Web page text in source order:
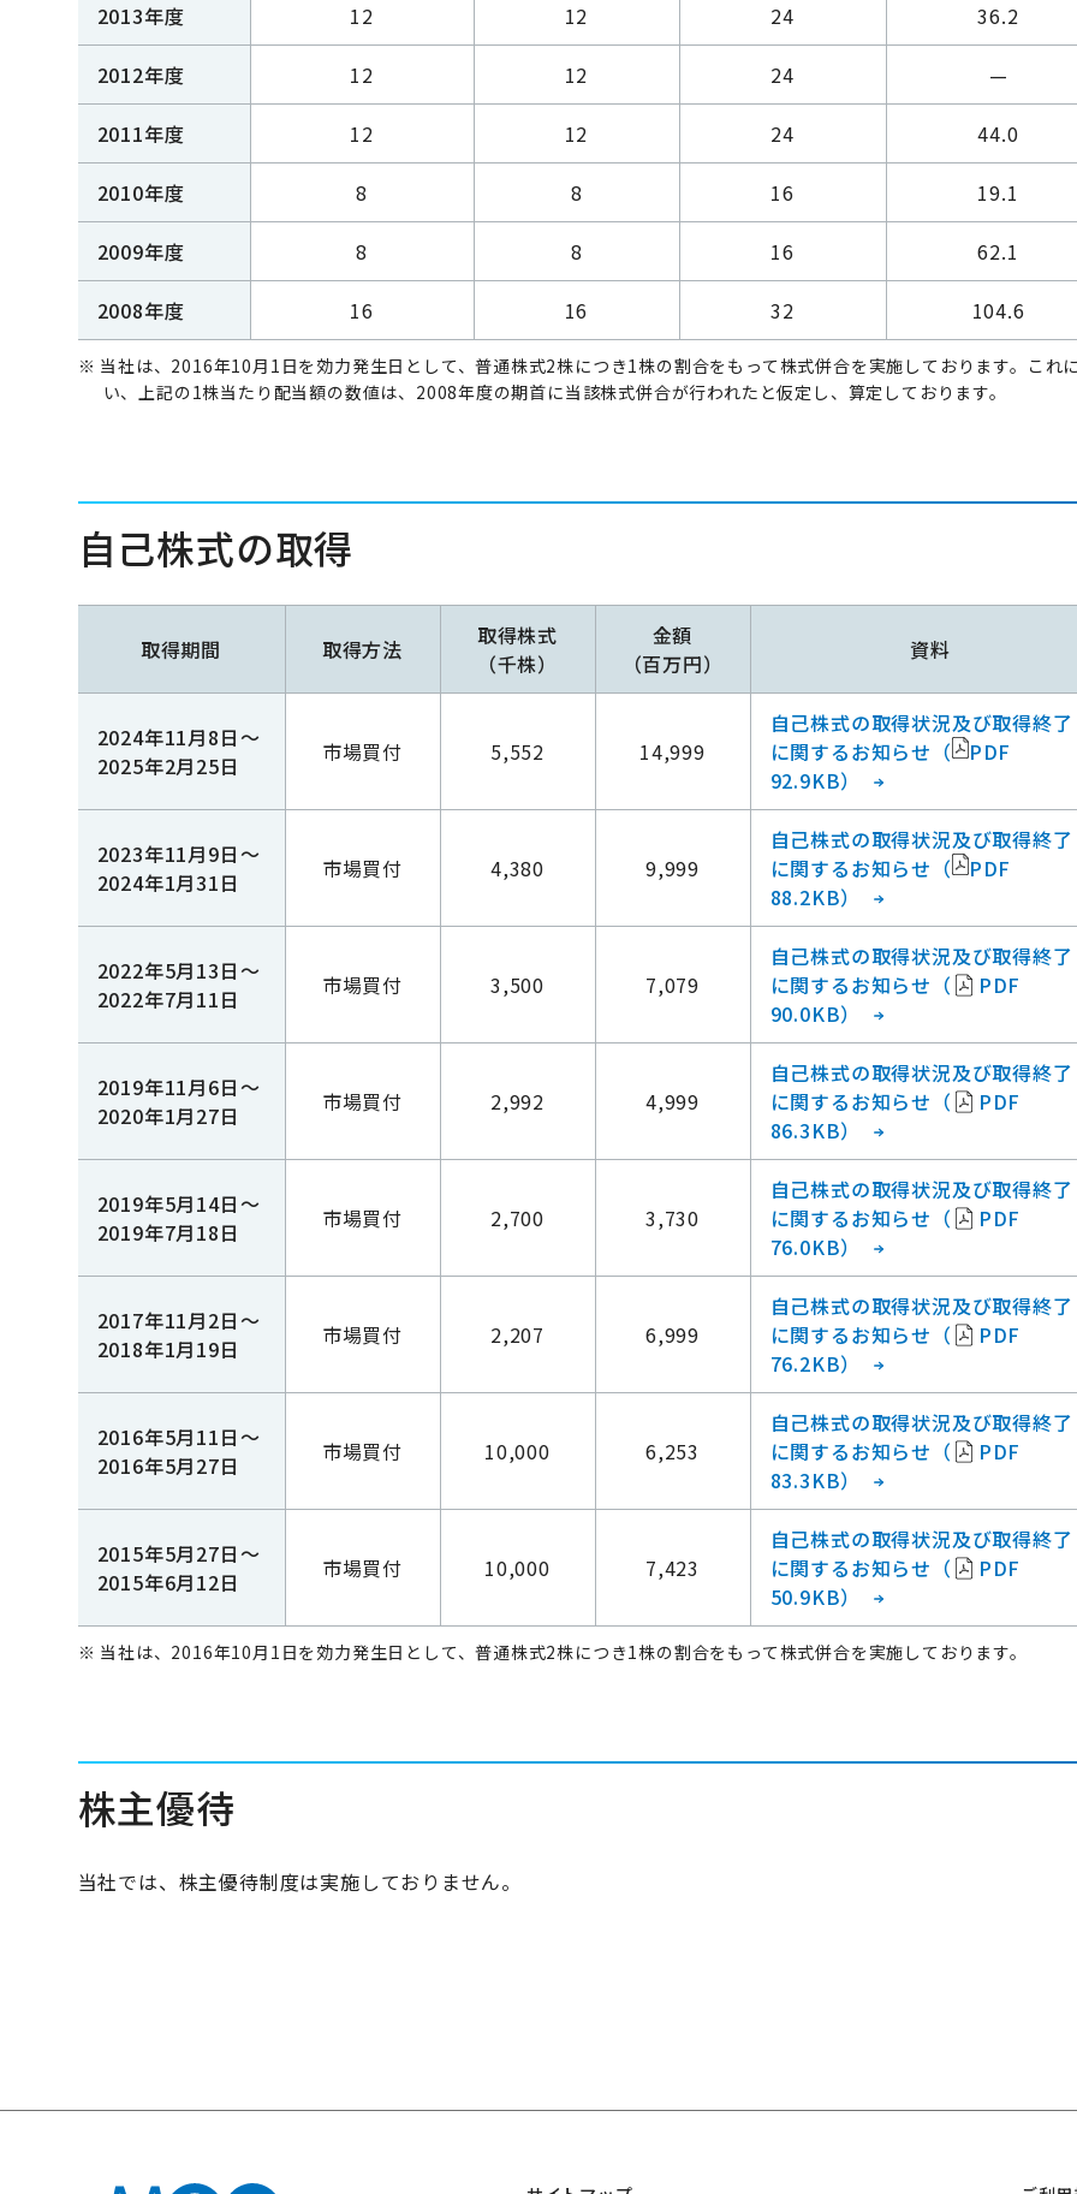
2013年度 12 12 24 36.2
2012年度 12 12 24 —
2011年度 12 12 24 44.0
2010年度 8 8 16 19.1
2009年度 8 8 16 62.1
2008年度 16 16 32 104.6
※ 当社は、2016年10月1日を効力発生日として、普通株式2株につき1株の割合をもって株式併合を実施しております。これ
い、上記の1株当たり配当額の数値は、2008年度の期首に当該株式併合が行われたと仮定し、算定しております。
自己株式の取得
取得期間 取得方法
取得株式
（千株）
金額
（百万円）
資料
2024年11月8日～
2025年2月25日
市場買付 5,552 14,999
自己株式の取得状況及び取得終了
に関するお知らせ（
PDF
92.9KB）
2023年11月9日～
2024年1月31日
市場買付 4,380 9,999
自己株式の取得状況及び取得終了
に関するお知らせ（
PDF
88.2KB）
2022年5月13日～
2022年7月11日
市場買付 3,500 7,079
自己株式の取得状況及び取得終了
に関するお知らせ（
PDF
90.0KB）
2019年11月6日～
2020年1月27日
市場買付 2,992 4,999
自己株式の取得状況及び取得終了
に関するお知らせ（
PDF
86.3KB）
2019年5月14日～
2019年7月18日
市場買付 2,700 3,730
自己株式の取得状況及び取得終了
に関するお知らせ（
PDF
76.0KB）
2017年11月2日～
2018年1月19日
市場買付 2,207 6,999
自己株式の取得状況及び取得終了
に関するお知らせ（
PDF
76.2KB）
2016年5月11日～
2016年5月27日
市場買付 10,000 6,253
自己株式の取得状況及び取得終了
に関するお知らせ（
PDF
83.3KB）
2015年5月27日～
2015年6月12日
市場買付 10,000 7,423
自己株式の取得状況及び取得終了
に関するお知らせ（
PDF
50.9KB）
※ 当社は、2016年10月1日を効力発生日として、普通株式2株につき1株の割合をもって株式併合を実施しております。
株主優待
当社では、株主優待制度は実施しておりません。